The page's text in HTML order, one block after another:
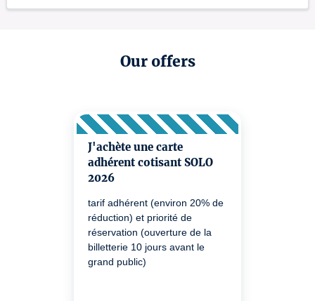
Our offers
J'achète une carte
adhérent cotisant SOLO
2026
tarif adhérent (environ 20% de
réduction) et priorité de
réservation (ouverture de la
billetterie 10 jours avant le
grand public)